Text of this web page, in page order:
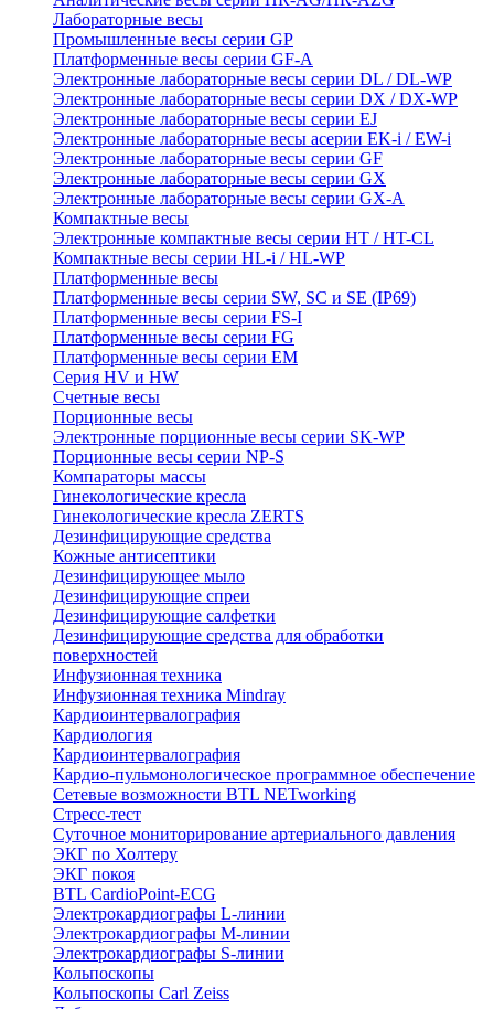
Лабораторные весы
Промышленные весы серии GP
Платформенные весы серии GF-A
Электронные лабораторные весы серии DL / DL-WP
Электронные лабораторные весы серии DX / DX-WP
Электронные лабораторные весы серии EJ
Электронные лабораторные весы aсерии EK-i / EW-i
Электронные лабораторные весы серии GF
Электронные лабораторные весы серии GX
Электронные лабораторные весы серии GX-A
Компактные весы
Электронные компактные весы серии HT / HT-CL
Компактные весы серии HL-i / HL-WP
Платформенные весы
Платформенные весы серии SW, SC и SE (IP69)
Платформенные весы серии FS-I
Платформенные весы серии FG
Платформенные весы серии EM
Серия HV и HW
Счетные весы
Порционные весы
Электронные порционные весы серии SK-WP
Порционные весы серии NP-S
Компараторы массы
Гинекологические кресла
Гинекологические кресла ZERTS
Дезинфицирующие средства
Кожные антисептики
Дезинфицирующее мыло
Дезинфицирующие спреи
Дезинфицирующие салфетки
Дезинфицирующие средства для обработки
поверхностей
Инфузионная техника
Инфузионная техника Mindray
Кардиоинтервалография
Кардиология
Кардиоинтервалография
Кардио-пульмонологическое программное обеспечение
Сетевые возможности BTL NETworking
Стресс-тест
Суточное мониторирование артериального давления
ЭКГ по Холтеру
ЭКГ покоя
BTL CardioPoint-ECG
Электрокардиографы L-линии
Электрокардиографы M-линии
Электрокардиографы S-линии
Кольпоскопы
Кольпоскопы Carl Zeiss